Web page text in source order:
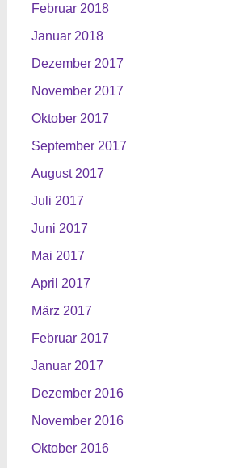
Februar 2018
Januar 2018
Dezember 2017
November 2017
Oktober 2017
September 2017
August 2017
Juli 2017
Juni 2017
Mai 2017
April 2017
März 2017
Februar 2017
Januar 2017
Dezember 2016
November 2016
Oktober 2016